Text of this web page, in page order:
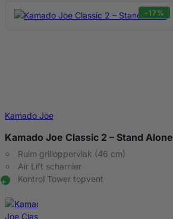
-17%
Kamado Joe
Kamado Joe Classic 2 – Stand Alone
Ruim grilloppervlak (46 cm)
Air Lift scharnier
Kontrol Tower topvent